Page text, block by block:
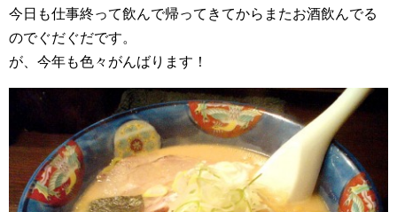
今日も仕事終って飲んで帰ってきてからまたお酒飲んでる
のでぐだぐだです。
が、今年も色々がんばります！